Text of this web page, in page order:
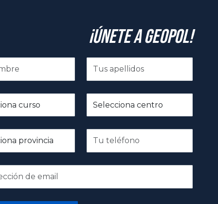
¡Únete a GeoPol!